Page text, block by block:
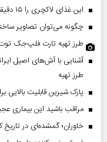
این غذای لاکچری را ۱۵ دقیقه‌ای آماده کنید
چگونه می‌توان تصاویر
طرز تهیه تارت فلپ‌جک
آشنایی با آش‌های اصیل
طرز تهیه
پارک شیرین قابلیت‌ بالایی
مراقب باشید این بیماری
خاوران؛ گمشده‌ای در تاریخ